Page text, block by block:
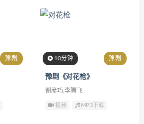
豫剧 10分钟 豫剧
豫剧《对花枪》
谢彦巧,李腾飞
视频 MP3下载